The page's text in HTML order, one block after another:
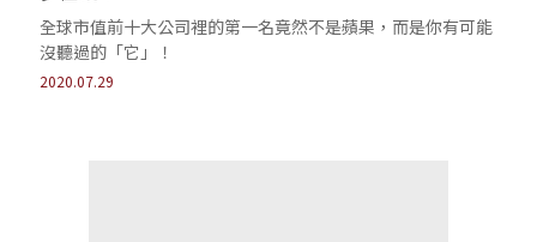
全球市值前十大公司裡的第一名竟然不是蘋果，而是你有可能
沒聽過的「它」！
2020.07.29